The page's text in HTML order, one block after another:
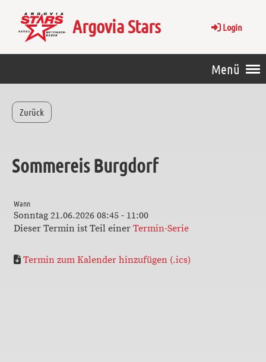
Argovia Stars Login
Menü
Zurück
Sommereis Burgdorf
Wann
Sonntag 21.06.2026 08:45 - 11:00
Dieser Termin ist Teil einer Termin-Serie
Termin zum Kalender hinzufügen (.ics)